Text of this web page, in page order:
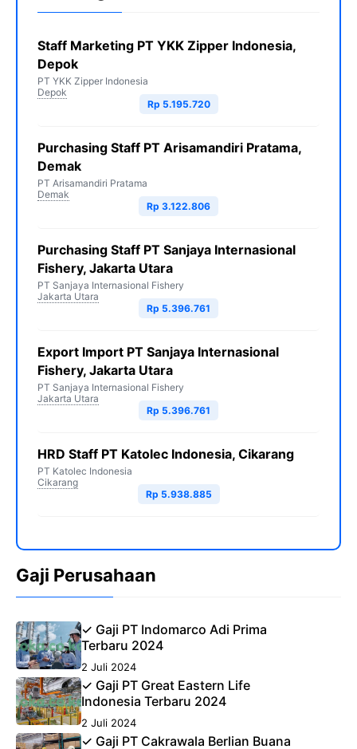
Staff Marketing PT YKK Zipper Indonesia,
Depok
PT YKK Zipper Indonesia
Depok
Rp 5.195.720
Purchasing Staff PT Arisamandiri Pratama,
Demak
PT Arisamandiri Pratama
Demak
Rp 3.122.806
Purchasing Staff PT Sanjaya Internasional
Fishery, Jakarta Utara
PT Sanjaya Internasional Fishery
Jakarta Utara
Rp 5.396.761
Export Import PT Sanjaya Internasional
Fishery, Jakarta Utara
PT Sanjaya Internasional Fishery
Jakarta Utara
Rp 5.396.761
HRD Staff PT Katolec Indonesia, Cikarang
PT Katolec Indonesia
Cikarang
Rp 5.938.885
Gaji Perusahaan
✓ Gaji PT Indomarco Adi Prima
Terbaru 2024
2 Juli 2024
✓ Gaji PT Great Eastern Life
Indonesia Terbaru 2024
2 Juli 2024
✓ Gaji PT Cakrawala Berlian Buana